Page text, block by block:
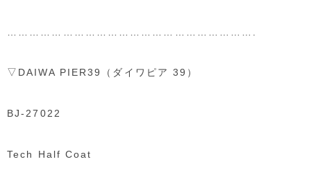
▽DAIWA PIER39 （ダイワピア 39）
BJ-27022
Tech Half Coat